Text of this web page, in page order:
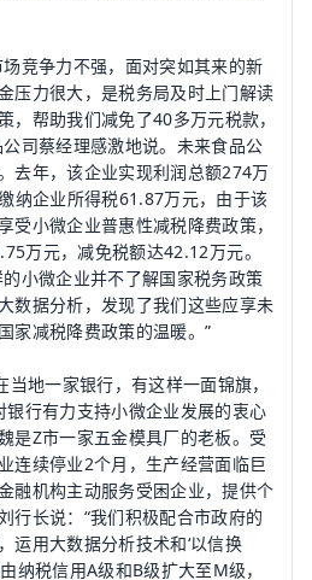
竞争力不强，面对突如其来的新
压力很大，是税务局及时上门解读
，帮助我们减免了40多万元税款，
司蔡经理感激地说。未来食品公
去年，该企业实现利润总额274万
纳企业所得税61.87万元，由于该
受小微企业普惠性减税降费政策，
万元，减免税额达42.12万元。
小微企业并不了解国家税务政策
数据分析，发现了我们这些应享未
家减税降费政策的温暖。”
地一家银行，有这样一面锦旗，
行有力支持小微企业发展的衷心
是Z市一家五金模具厂的老板。受
连续停业2个月，生产经营面临巨
融机构主动服务受困企业，提供个
行长说：“我们积极配合市政府的
运用大数据分析技术和‘以信换
纳税信用A级和B级扩大至M级，